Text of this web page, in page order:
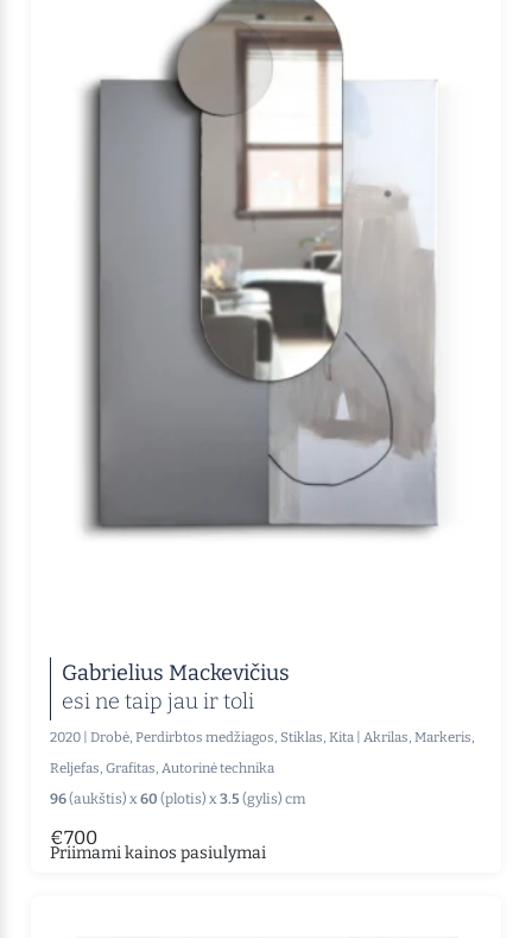
Gabrielius Mackevičius
esi ne taip jau ir toli
2020 Drobė, Perdirbtos medžiagos, Stiklas, Kita Akrilas, Markeris,
Reljefas, Grafitas, Autorinė technika
96(aukštis) x60 (plotis) x3.5 (gylis) cm
€700
Priimami kainos pasiulymai